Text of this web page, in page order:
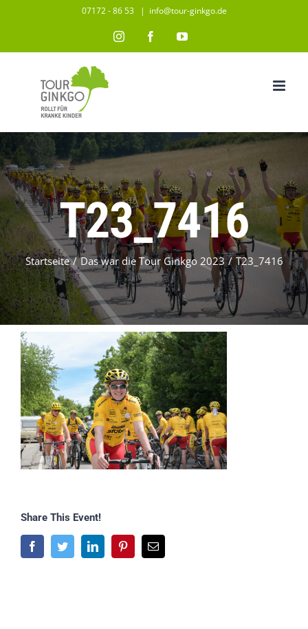
07172 - 86 53 | info@tour-ginkgo.de
InstagramFacebookYouTube
T23_7416
Startseite / Das war die Tour Ginkgo 2023 / T23_7416
Share This Event!
FacebookTwitterLinkedInPinterestE-
Mail